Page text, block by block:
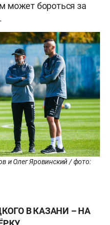
может бороться за
и Олег Яровинский / фото:
В КАЗАНИ – НА